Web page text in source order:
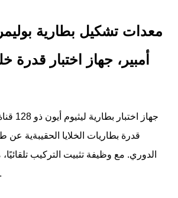
أمبير، جهاز اختبار قدرة
جهاز
قدرة بطاريات الخلايا الحقيبةية عن
الدوري. مع وظيفة تثبيت التركيب
ويحسن كفاءة العمل.